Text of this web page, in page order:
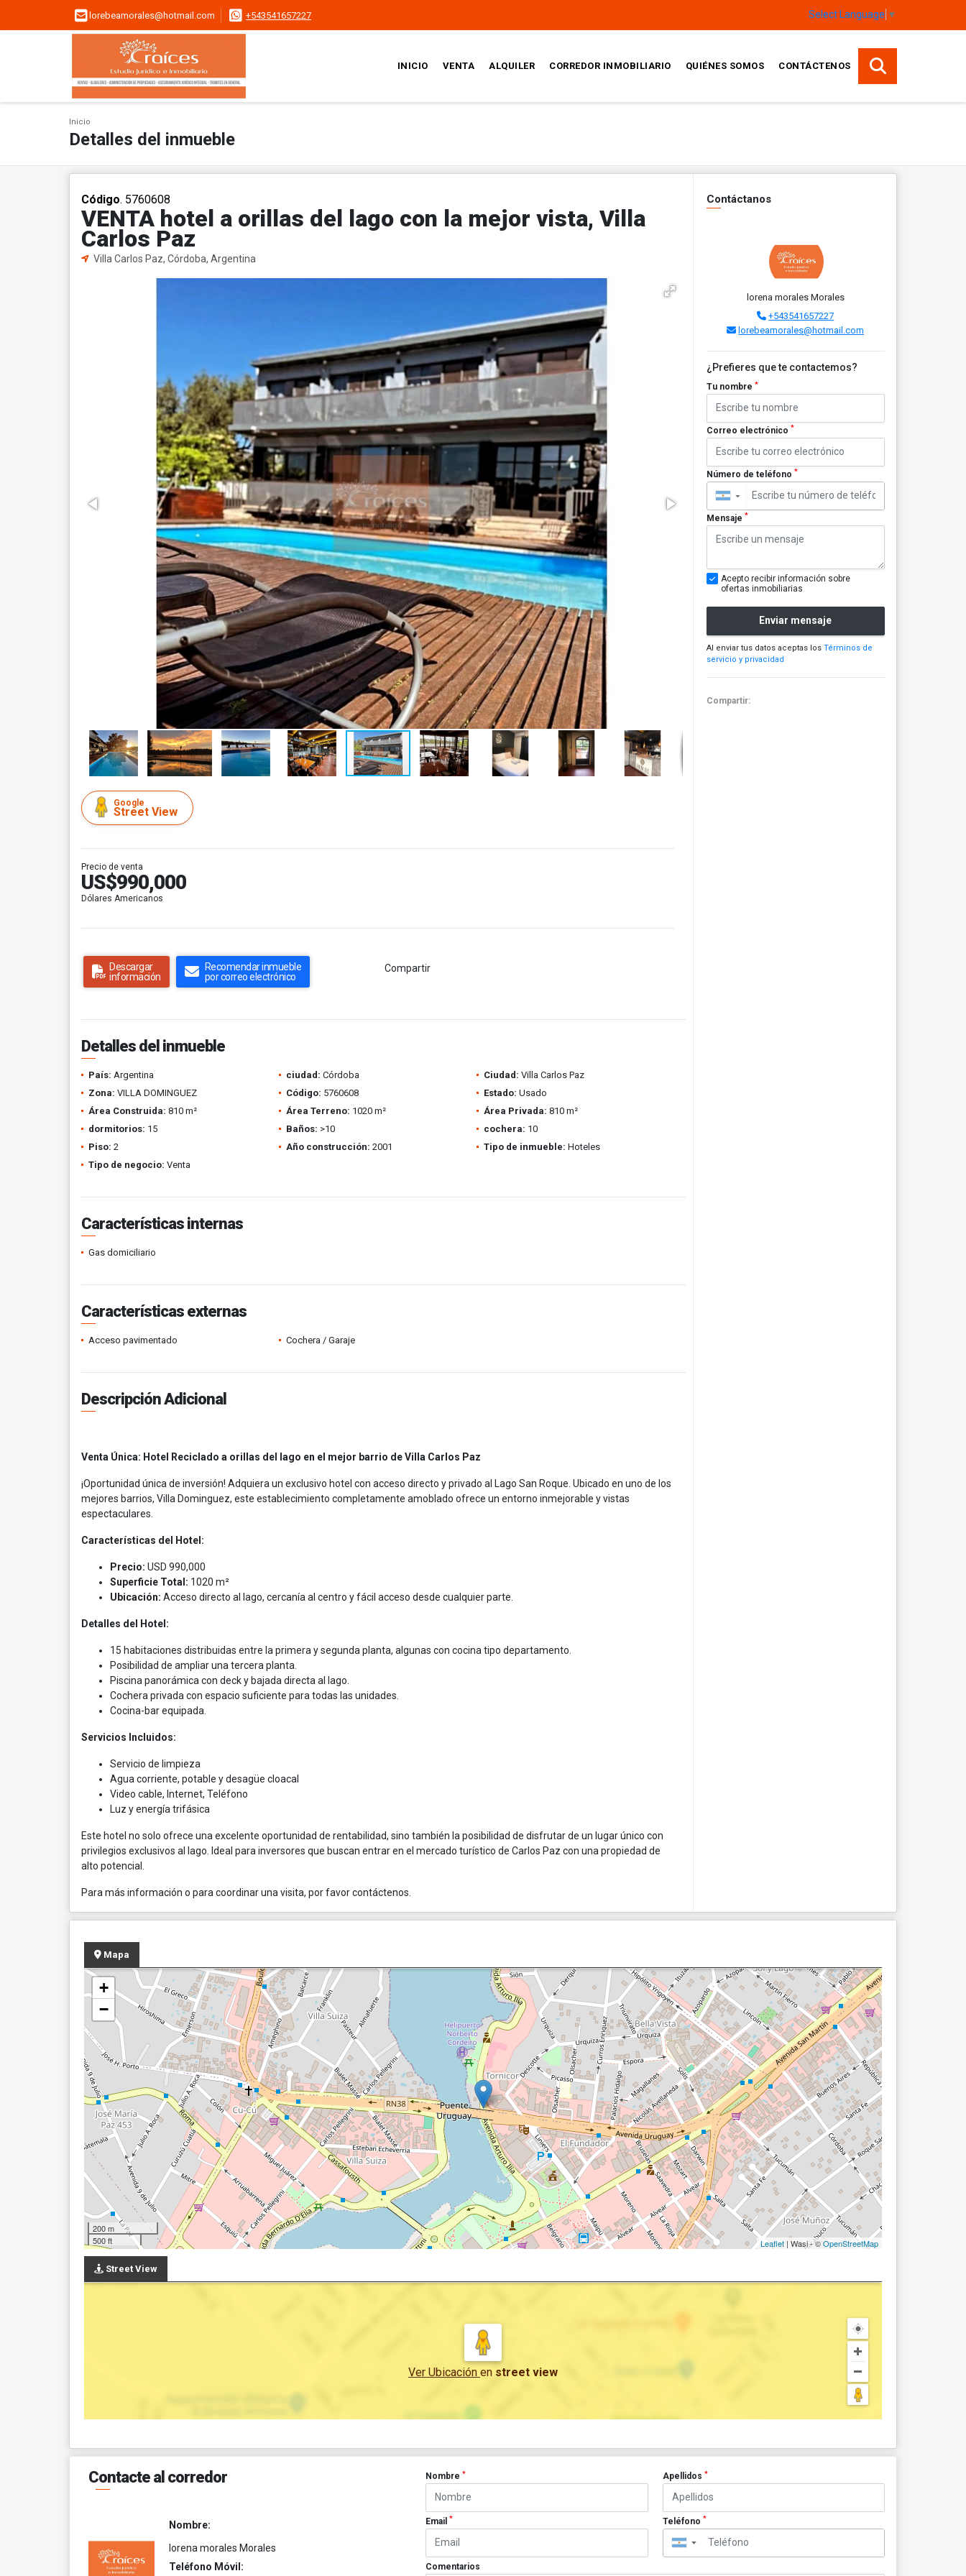
lorebeamorales@hotmail.com +543541657227 Select Language ▼
INICIO VENTA ALQUILER CORREDOR INMOBILIARIO QUIÉNES SOMOS CONTÁCTENOS
Inicio
Detalles del inmueble
Código. 5760608
VENTA hotel a orillas del lago con la mejor vista, Villa
Carlos Paz
Villa Carlos Paz, Córdoba, Argentina
Google
Street View
Precio de venta
US$990,000
Dólares Americanos
Descargar
información
Recomendar inmueble
por correo electrónico
Compartir
Detalles del inmueble
País: Argentina ciudad: Córdoba Ciudad: Villa Carlos Paz
Zona: VILLA DOMINGUEZ Código: 5760608 Estado: Usado
Área Construida: 810 m² Área Terreno: 1020 m² Área Privada: 810 m²
dormitorios: 15 Baños: >10 cochera: 10
Piso: 2 Año construcción: 2001 Tipo de inmueble: Hoteles
Tipo de negocio: Venta
Características internas
Gas domiciliario
Características externas
Acceso pavimentado Cochera / Garaje
Descripción Adicional
Venta Única: Hotel Reciclado a orillas del lago en el mejor barrio de Villa Carlos Paz
¡Oportunidad única de inversión! Adquiera un exclusivo hotel con acceso directo y privado al Lago San Roque. Ubicado en uno de los
mejores barrios, Villa Dominguez, este establecimiento completamente amoblado ofrece un entorno inmejorable y vistas
espectaculares.
Características del Hotel:
Precio: USD 990,000
Superficie Total: 1020 m²
Ubicación: Acceso directo al lago, cercanía al centro y fácil acceso desde cualquier parte.
Detalles del Hotel:
15 habitaciones distribuidas entre la primera y segunda planta, algunas con cocina tipo departamento.
Posibilidad de ampliar una tercera planta.
Piscina panorámica con deck y bajada directa al lago.
Cochera privada con espacio suficiente para todas las unidades.
Cocina-bar equipada.
Servicios Incluidos:
Servicio de limpieza
Agua corriente, potable y desagüe cloacal
Video cable, Internet, Teléfono
Luz y energía trifásica
Este hotel no solo ofrece una excelente oportunidad de rentabilidad, sino también la posibilidad de disfrutar de un lugar único con
privilegios exclusivos al lago. Ideal para inversores que buscan entrar en el mercado turístico de Carlos Paz con una propiedad de
alto potencial.
Para más información o para coordinar una visita, por favor contáctenos.
Contáctanos
lorena morales Morales
+543541657227
lorebeamorales@hotmail.com
¿Prefieres que te contactemos?
Tu nombre *
Correo electrónico *
Número de teléfono *
▼
Mensaje *
Acepto recibir información sobre
ofertas inmobiliarias
Enviar mensaje
Al enviar tus datos aceptas los Términos de
servicio y privacidad
Compartir:
Mapa
+
−
200 m
500 ft
Leaflet | Wasi - ©OpenStreetMap
Street View
Ver Ubicación en street view
Contacte al corredor
Nombre:
lorena morales Morales
Teléfono Móvil:
Nombre* Apellidos *
Email* Teléfono *
▼
Comentarios